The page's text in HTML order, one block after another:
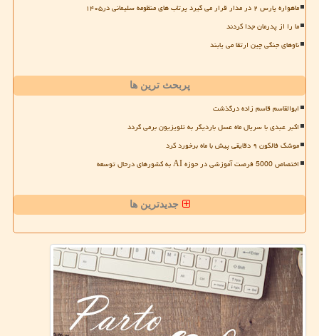
ماهواره پارس ۲ در مدار قرار می گیرد پرتاب های منظومه سلیمانی در۱۴۰۵
ما را از پدرمان جدا کردند
ناوهای جنگی چین ارتقا می یابند
پربحث ترین ها
ابوالقاسم قاسم زاده درگذشت
اکبر عبدی با سریال ماه عسل باردیگر به تلویزیون برمی گردد
موشک فالکون ۹ دقایقی پیش با ماه برخورد کرد
اختصاص 5000 فرصت آموزشی در حوزه AI به کشورهای درحال توسعه
جدیدترین ها